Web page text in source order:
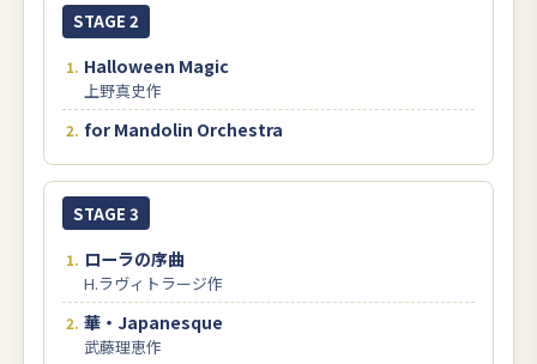
STAGE 2
Halloween Magic
上野真史作
for Mandolin Orchestra
STAGE 3
ローラの序曲
H.ラヴィトラージ作
華・Japanesque
武藤理恵作